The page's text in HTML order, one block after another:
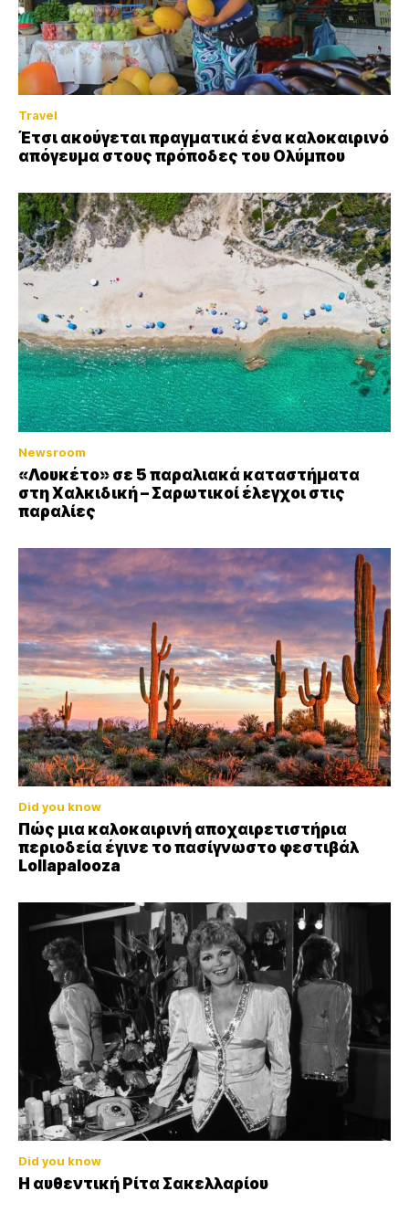
Travel
Έτσι ακούγεται πραγματικά ένα καλοκαιρινό
απόγευμα στους πρόποδες του Ολύμπου
Newsroom
«Λουκέτο» σε 5 παραλιακά καταστήματα
στη Χαλκιδική – Σαρωτικοί έλεγχοι στις
παραλίες
Did you know
Πώς μια καλοκαιρινή αποχαιρετιστήρια
περιοδεία έγινε το πασίγνωστο φεστιβάλ
Lollapalooza
Did you know
Η αυθεντική Ρίτα Σακελλαρίου